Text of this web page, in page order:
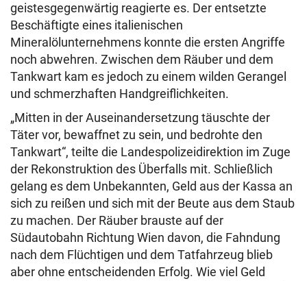
geistesgegenwärtig reagierte es. Der entsetzte
Beschäftigte eines italienischen
Mineralölunternehmens konnte die ersten Angriffe
noch abwehren. Zwischen dem Räuber und dem
Tankwart kam es jedoch zu einem wilden Gerangel
und schmerzhaften Handgreiflichkeiten.
„Mitten in der Auseinandersetzung täuschte der
Täter vor, bewaffnet zu sein, und bedrohte den
Tankwart“, teilte die Landespolizeidirektion im Zuge
der Rekonstruktion des Überfalls mit. Schließlich
gelang es dem Unbekannten, Geld aus der Kassa an
sich zu reißen und sich mit der Beute aus dem Staub
zu machen. Der Räuber brauste auf der
Südautobahn Richtung Wien davon, die Fahndung
nach dem Flüchtigen und dem Tatfahrzeug blieb
aber ohne entscheidenden Erfolg. Wie viel Geld